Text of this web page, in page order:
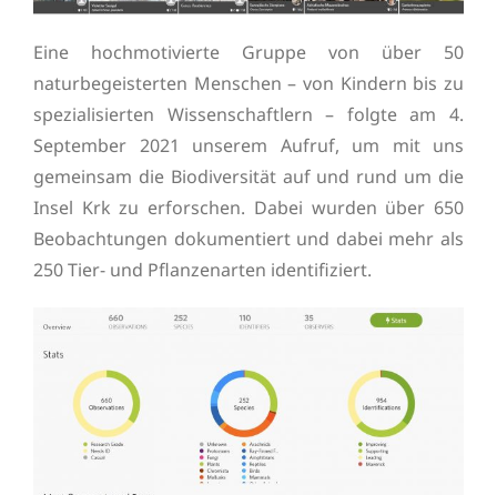
Eine hochmotivierte Gruppe von über 50
naturbegeisterten Menschen – von Kindern bis zu
spezialisierten Wissenschaftlern – folgte am 4.
September 2021 unserem Aufruf, um mit uns
gemeinsam die Biodiversität auf und rund um die
Insel Krk zu erforschen. Dabei wurden über 650
Beobachtungen dokumentiert und dabei mehr als
250 Tier- und Pflanzenarten identifiziert.